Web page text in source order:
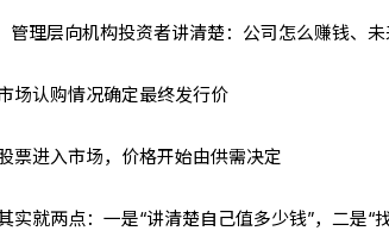
管理层向机构投资者讲清楚：公司怎么赚钱、
场认购情况确定最终发行价
票进入市场，价格开始由供需决定
实就两点：一是“讲清楚自己值多少钱”，二是“